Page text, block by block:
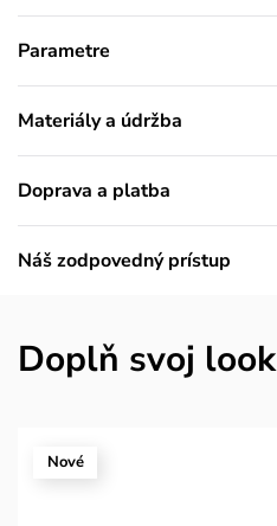
Parametre
Materiály a údržba
Doprava a platba
Náš zodpovedný prístup
Doplň svoj look
Nové